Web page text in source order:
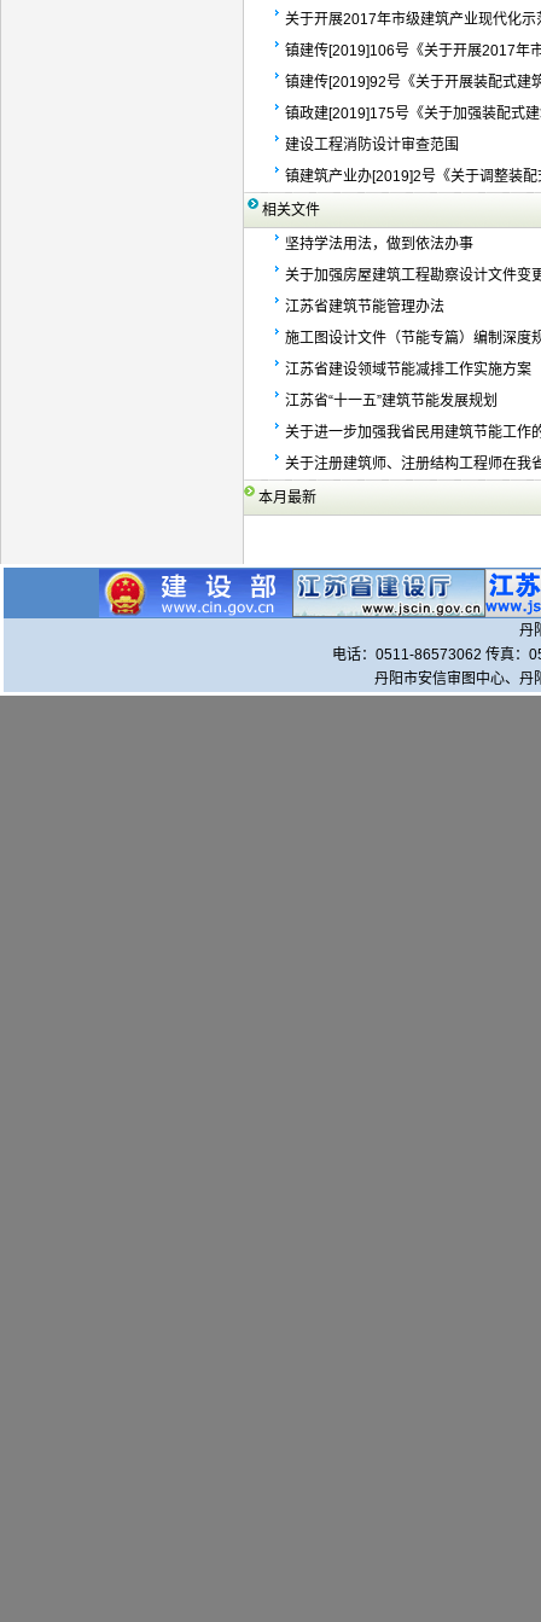
关于开展2017年市级建筑产业现代化示
镇建传[2019]106号《关于开展2017年
镇建传[2019]92号《关于开展装配式建
镇政建[2019]175号《关于加强装配式
建设工程消防设计审查范围
镇建筑产业办[2019]2号《关于调整装配
相关文件
坚持学法用法，做到依法办事
关于加强房屋建筑工程勘察设计文件变
江苏省建筑节能管理办法
施工图设计文件（节能专篇）编制深度
江苏省建设领域节能减排工作实施方案
江苏省“十一五”建筑节能发展规划
关于进一步加强我省民用建筑节能工作
关于注册建筑师、注册结构工程师在我
本月最新
丹
电话：0511-86573062 传真：
丹阳市安信审图中心、丹